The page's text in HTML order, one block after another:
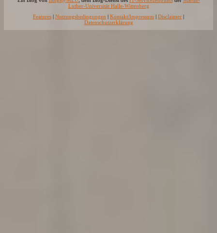
Luther-Universität Halle-Wittenberg
Features
Nutzungsbedingungen Kontakt/Impressum Disclaimer
Datenschutzerklärung